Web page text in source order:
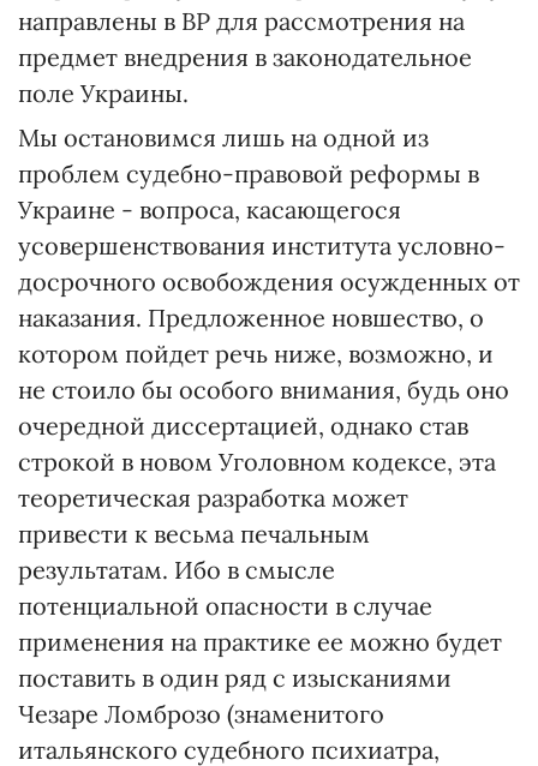
направлены в ВР для рассмотрения на
предмет внедрения в законодательное
поле Украины.
Мы остановимся лишь на одной из
проблем судебно-правовой реформы в
Украине - вопроса, касающегося
усовершенствования института условно-
досрочного освобождения осужденных от
наказания. Предложенное новшество, о
котором пойдет речь ниже, возможно, и
не стоило бы особого внимания, будь оно
очередной диссертацией, однако став
строкой в новом Уголовном кодексе, эта
теоретическая разработка может
привести к весьма печальным
результатам. Ибо в смысле
потенциальной опасности в случае
применения на практике ее можно будет
поставить в один ряд с изысканиями
Чезаре Ломброзо (знаменитого
итальянского судебного психиатра,